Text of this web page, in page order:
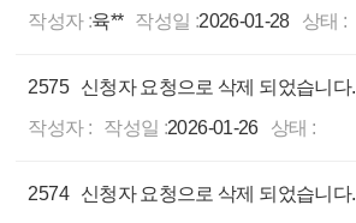
작성자 :육** 작성일 :2026-01-28 상태 :
2575
신청자 요청으로 삭제 되었습니다.
작성자 :
작성일 :2026-01-26 상태 :
2574
신청자 요청으로 삭제 되었습니다.